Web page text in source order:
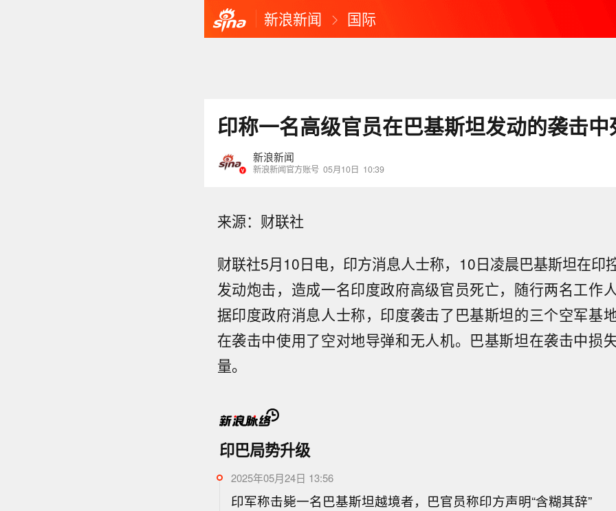
新浪新闻 国际
印称一名高级官员在巴基斯坦发动的袭击中
新浪新闻
新浪新闻官方账号 05月10日 10:39
来源：财联社
财联社5月10日电，印方消息人士称，10日凌晨巴基斯坦在印
发动炮击，造成一名印度政府高级官员死亡，随行两名工作
据印度政府消息人士称，印度袭击了巴基斯坦的三个空军基地
在袭击中使用了空对地导弹和无人机。巴基斯坦在袭击中损
量。
印巴局势升级
2025年05月24日 13:56
印军称击毙一名巴基斯坦越境者，巴官员称印方声明“含糊其辞”